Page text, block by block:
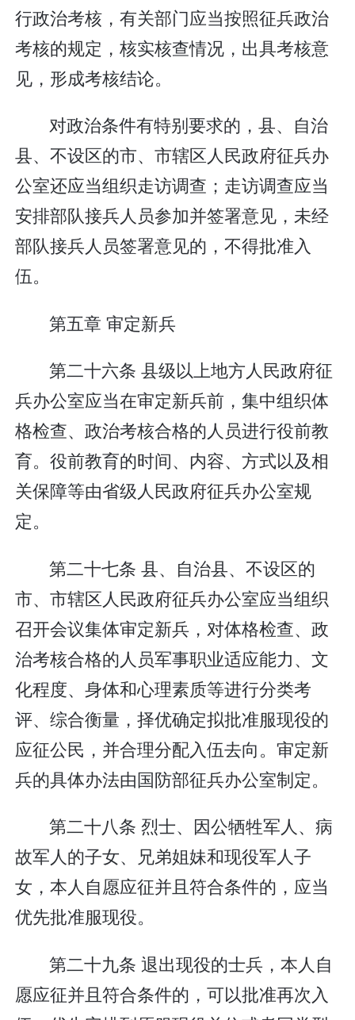
行政治考核，有关部门应当按照征兵政治
考核的规定，核实核查情况，出具考核意
见，形成考核结论。
对政治条件有特别要求的，县、自治
县、不设区的市、市辖区人民政府征兵办
公室还应当组织走访调查；走访调查应当
安排部队接兵人员参加并签署意见，未经
部队接兵人员签署意见的，不得批准入
伍。
第五章 审定新兵
第二十六条 县级以上地方人民政府征
兵办公室应当在审定新兵前，集中组织体
格检查、政治考核合格的人员进行役前教
育。役前教育的时间、内容、方式以及相
关保障等由省级人民政府征兵办公室规
定。
第二十七条 县、自治县、不设区的
市、市辖区人民政府征兵办公室应当组织
召开会议集体审定新兵，对体格检查、政
治考核合格的人员军事职业适应能力、文
化程度、身体和心理素质等进行分类考
评、综合衡量，择优确定拟批准服现役的
应征公民，并合理分配入伍去向。审定新
兵的具体办法由国防部征兵办公室制定。
第二十八条 烈士、因公牺牲军人、病
故军人的子女、兄弟姐妹和现役军人子
女，本人自愿应征并且符合条件的，应当
优先批准服现役。
第二十九条 退出现役的士兵，本人自
愿应征并且符合条件的，可以批准再次入